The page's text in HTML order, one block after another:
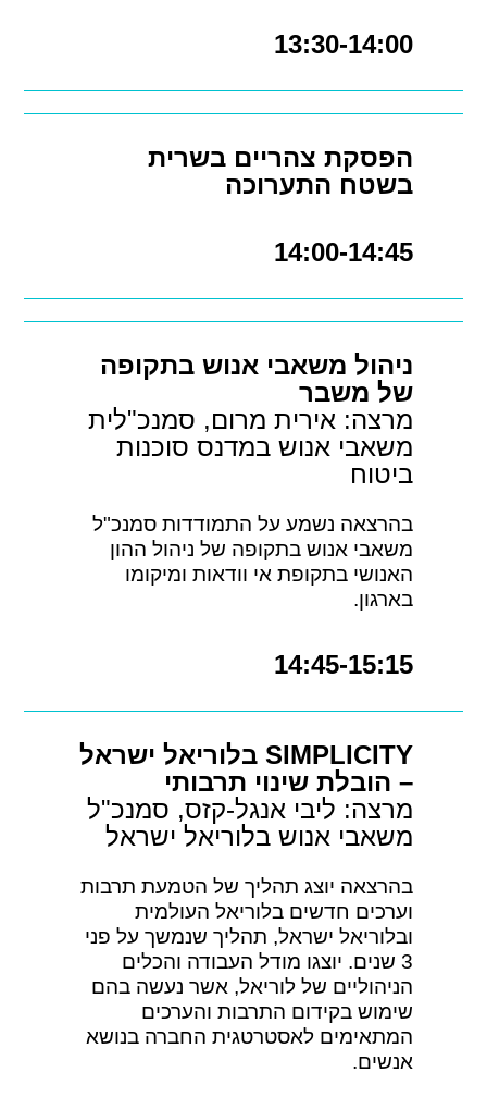
13:30-14:00
הפסקת צהריים בשרית
בשטח התערוכה
14:00-14:45
ניהול משאבי אנוש בתקופה
של משבר
מרצה: אירית מרום, סמנכ"לית
משאבי אנוש במדנס סוכנות
ביטוח
בהרצאה נשמע על התמודדות סמנכ"ל
משאבי אנוש בתקופה של ניהול ההון
האנושי בתקופת אי וודאות ומיקומו
בארגון.
14:45-15:15
SIMPLICITY בלוריאל ישראל
– הובלת שינוי תרבותי
מרצה: ליבי אנגל-קזס, סמנכ"ל
משאבי אנוש בלוריאל ישראל
בהרצאה יוצג תהליך של הטמעת תרבות
וערכים חדשים בלוריאל העולמית
ובלוריאל ישראל, תהליך שנמשך על פני
3 שנים. יוצגו מודל העבודה והכלים
הניהוליים של לוריאל, אשר נעשה בהם
שימוש בקידום התרבות והערכים
המתאימים לאסטרטגית החברה בנושא
אנשים.